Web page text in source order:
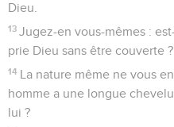
Dieu.
13 Jugez-en vous-mêmes :
prie Dieu sans être couverte ?
14 La nature même ne vous
homme a une longue
lui ?